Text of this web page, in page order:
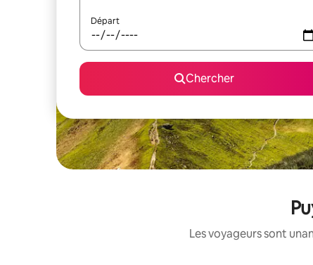
Départ
Chercher
Les voyageurs sont